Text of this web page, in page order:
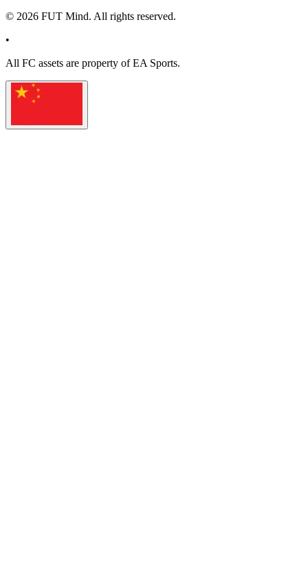
© 2026 FUT Mind. All rights reserved.
•
All FC assets are property of EA Sports.